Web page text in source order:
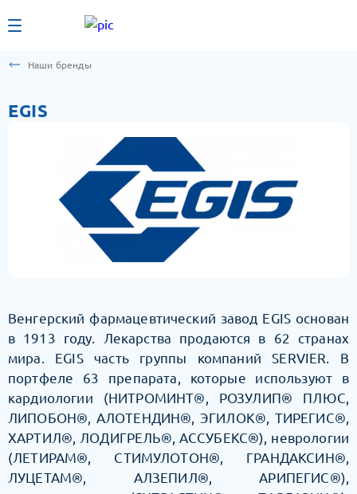
Наши бренды
EGIS
Венгерский фармацевтический завод EGIS основан
в 1913 году. Лекарства продаются в 62 странах
мира. EGIS часть группы компаний SERVIER. В
портфеле 63 препарата, которые используют в
кардиологии (НИТРОМИНТ®, РОЗУЛИП® ПЛЮС,
ЛИПОБОН®, АЛОТЕНДИН®, ЭГИЛОК®, ТИРЕГИС®,
ХАРТИЛ®, ЛОДИГРЕЛЬ®, АССУБЕКС®), неврологии
(ЛЕТИРАМ®, СТИМУЛОТОН®, ГРАНДАКСИН®,
ЛУЦЕТАМ®, АЛЗЕПИЛ®, АРИПЕГИС®),